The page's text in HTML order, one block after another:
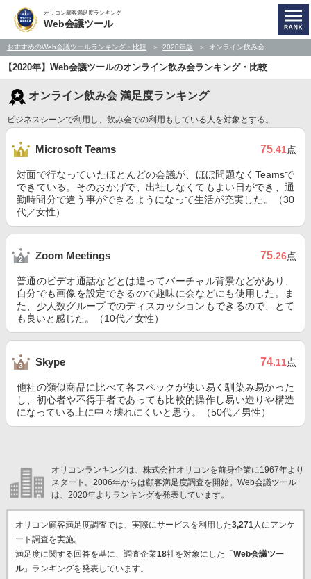
オリコン顧客満足度ランキング
Web会議ツール
おすすめのWeb会議ツールランキング・比較 2020年版 オンライン飲み会
【2020年】Web会議ツールのオンライン飲み会ランキング・比較
オンライン飲み会 満足度ランキング
ビジネスシーンで利用し、飲み会での利用もしている人を対象とする。
Microsoft Teams 75.41点
対面で行なっていたほとんどの会議が、ほぼ問題なくTeamsで
できている。そのおかげで、出社しなくてもよい日ができ、通
勤時間分で違う事ができるようになって生活が充実した。（30
代／女性）
Zoom Meetings 75.26点
普通のビデオ通話などとは違ってバーチャル背景などがあり、
自分でも画像を設定できるので趣味に会などにも使用した。ま
た、少人数グループでのディスカッションもできるので、とて
も良いと感じた。（10代／女性）
Skype 74.11点
他社の類似商品に比べて各スペックが使い易く馴染み易かった
し、初心者や不得手者であっても比較的操作し易い造りや構造
になっている上に中々壊れにくいと思う。（50代／男性）
オリコンランキングは、株式会社オリコンを前身企業に1967年より
スタート。2006年からは顧客満足度調査を開始。Web会議ツール
は、2020年よりランキングを発表しています。
オリコン顧客満足度調査では、実際にサービスを利用した3,271人にアンケ
ート調査を実施。
満足度に関する回答を基に、調査企業18社を対象にした「 Web会議ツー
ル」ランキングを発表しています。